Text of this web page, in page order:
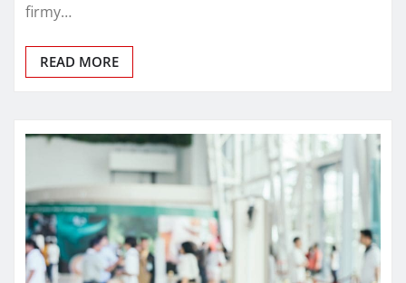
firmy…
READ MORE